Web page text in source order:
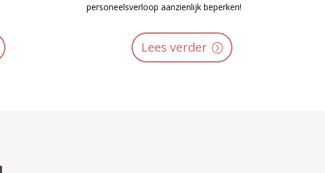
personeelsverloop aanzienlijk beperken!
Lees verder